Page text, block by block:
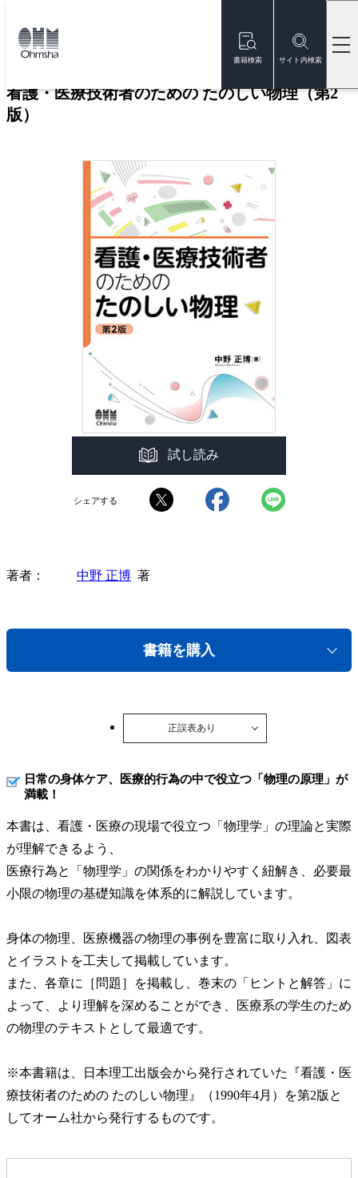
書籍検索 サイト内検索
トップ
看護・医療技術者のための たのしい物理（第2
版）
試し読み
シェアする
著者 中野 正博 著
書籍を購入
正誤表あり
日常の身体ケア、医療的行為の中で役立つ「物理の原理」が
満載！
本書は、看護・医療の現場で役立つ「物理学」の理論と実際
が理解できるよう、
医療行為と「物理学」の関係をわかりやすく紐解き、必要最
小限の物理の基礎知識を体系的に解説しています。
身体の物理、医療機器の物理の事例を豊富に取り入れ、図表
とイラストを工夫して掲載しています。
また、各章に［問題］を掲載し、巻末の「ヒントと解答」に
よって、より理解を深めることができ、医療系の学生のため
の物理のテキストとして最適です。
※本書籍は、日本理工出版会から発行されていた『看護・医
療技術者のための たのしい物理』（1990年4月）を第2版と
してオーム社から発行するものです。